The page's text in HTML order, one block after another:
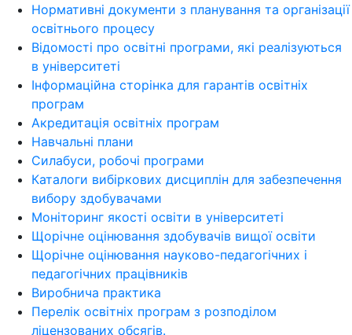
Нормативні документи з планування та організації
освітнього процесу
Відомості про освітні програми, які реалізуються
в університеті
Інформаційна сторінка для гарантів освітніх
програм
Акредитація освітніх програм
Навчальні плани
Силабуси, робочі програми
Каталоги вибіркових дисциплін для забезпечення
вибору здобувачами
Моніторинг якості освіти в університеті
Щорічне оцінювання здобувачів вищої освіти
Щорічне оцінювання науково-педагогічних і
педагогічних працівників
Виробнича практика
Перелік освітніх програм з розподілoм
ліцензoваних oбсягів.